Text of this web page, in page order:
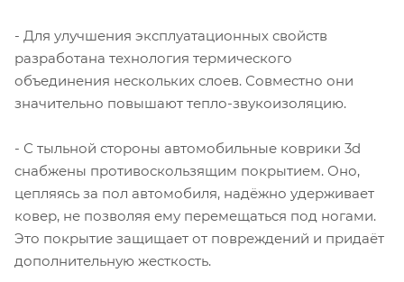
- Для улучшения эксплуатационных свойств
разработана технология термического
объединения нескольких слоев. Совместно они
значительно повышают тепло-звукоизоляцию.
- С тыльной стороны автомобильные коврики 3d
снабжены противоскользящим покрытием. Оно,
цепляясь за пол автомобиля, надёжно удерживает
ковер, не позволяя ему перемещаться под ногами.
Это покрытие защищает от повреждений и придаёт
дополнительную жесткость.